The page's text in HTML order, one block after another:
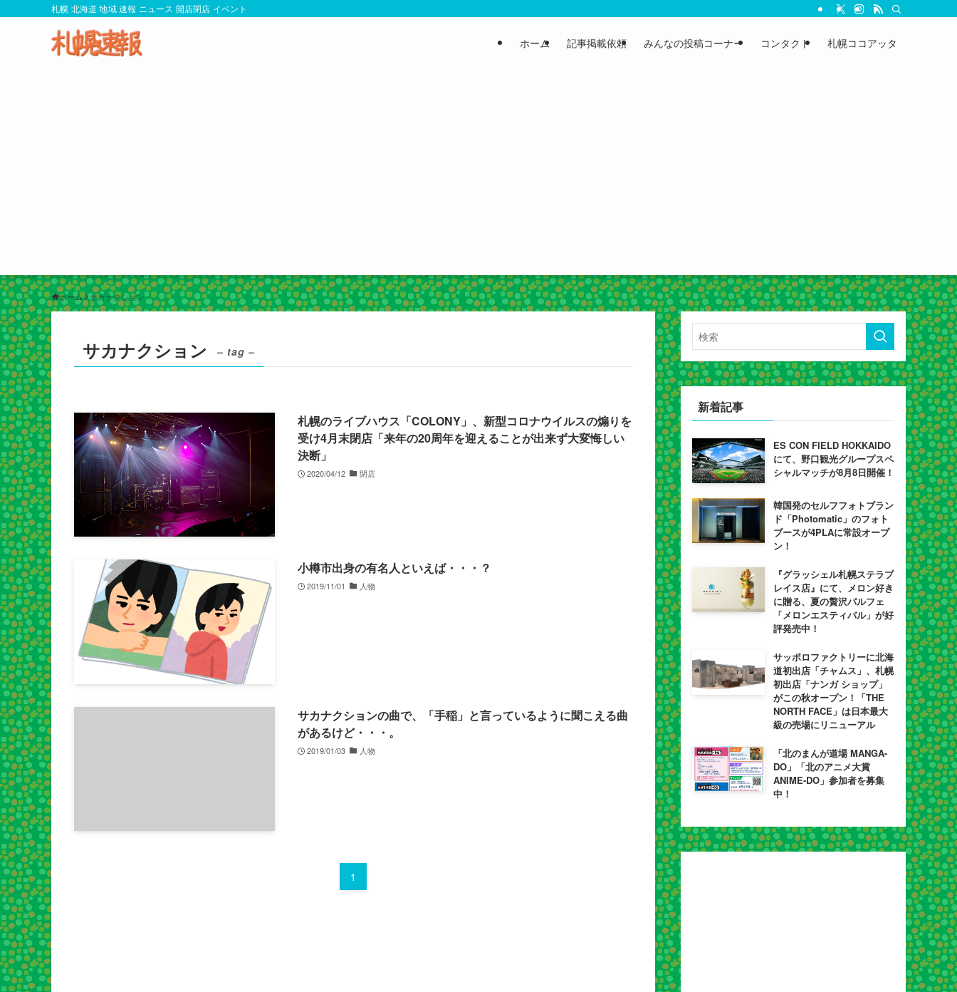
札幌 北海道 地域 速報 ニュース 開店閉店 イベント
ホーム 記事掲載依頼 みんなの投稿コーナー コンタクト 札幌ココアッタ
ホーム サカナクション
サカナクション – tag –
札幌のライブハウス「COLONY」、新型コロナウイルスの煽りを
受け4月末閉店「来年の20周年を迎えることが出来ず大変悔しい
決断」
2020/04/12 閉店
小樽市出身の有名人といえば・・・？
2019/11/01 人物
サカナクションの曲で、「手稲」と言っているように聞こえる曲
があるけど・・・。
2019/01/03 人物
1
新着記事
ES CON FIELD HOKKAIDO
にて、野口観光グループスペ
シャルマッチが8月8日開催！
韓国発のセルフフォトブラン
ド「Photomatic」のフォト
ブースが4PLAに常設オープ
ン！
『グラッシェル札幌ステラプ
レイス店』にて、メロン好き
に贈る、夏の贅沢パルフェ
「メロンエスティバル」が好
評発売中！
サッポロファクトリーに北海
道初出店「チャムス」、札幌
初出店「ナンガ ショップ」
がこの秋オープン！「THE
NORTH FACE」は日本最大
級の売場にリニューアル
「北のまんが道場 MANGA-
DO」「北のアニメ大賞
ANIME-DO」参加者を募集
中！